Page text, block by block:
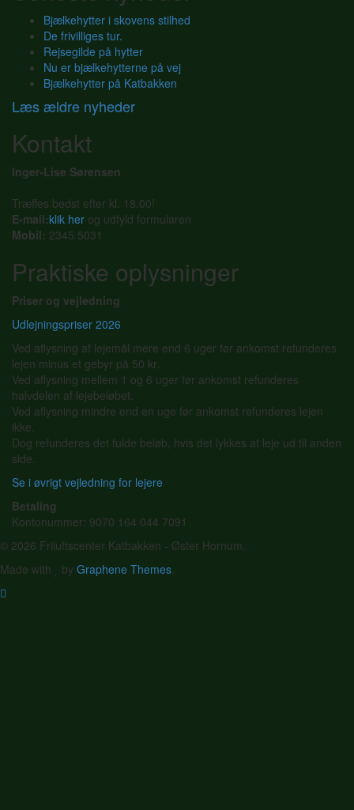
Bjælkehytter i skovens stilhed
De frivilliges tur.
Rejsegilde på hytter
Nu er bjælkehytterne på vej
Bjælkehytter på Katbakken
Læs ældre nyheder
Kontakt
Inger-Lise Sørensen
Træffes bedst efter kl. 18.00!
E-mail:klik her og udfyld formularen
Mobil: 2345 5031
Praktiske oplysninger
Priser og vejledning
Udlejningspriser 2026
Ved aflysning af lejemål mere end 6 uger før ankomst refunderes
lejen minus et gebyr på 50 kr.
Ved aflysning mellem 1 og 6 uger før ankomst refunderes
halvdelen af lejebeløbet.
Ved aflysning mindre end en uge før ankomst refunderes lejen
ikke.
Dog refunderes det fulde beløb, hvis det lykkes at leje ud til anden
side.
Se i øvrigt vejledning for lejere
Betaling
Kontonummer: 9070 164 044 7091
© 2026 Friluftscenter Katbakken - Øster Hornum.
Made with
by Graphene Themes.